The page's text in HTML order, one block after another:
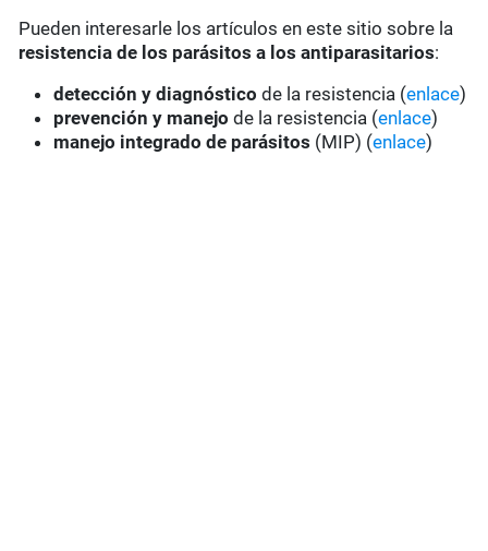
Pueden interesarle los artículos en este sitio sobre la
resistencia de los parásitos a los antiparasitarios:
detección y diagnóstico de la resistencia (enlace)
prevención y manejo de la resistencia (enlace)
manejo integrado de parásitos (MIP) (enlace)